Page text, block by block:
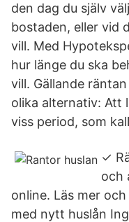
den dag du själv
bostaden, eller vid
vill. Med
hur länge du ska
vill. Gällande
olika alternativ: Att
viss period, som
✓
och
online. Läs mer
med nytt huslån